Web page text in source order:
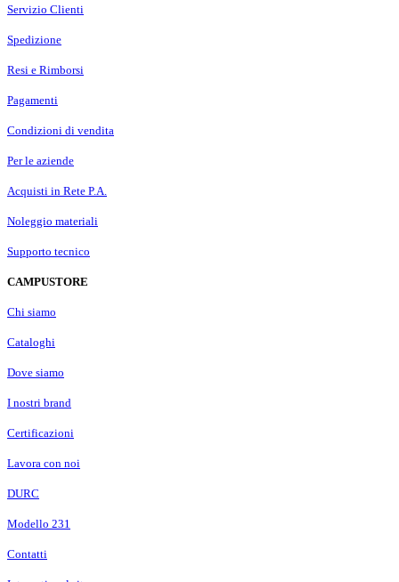
Servizio Clienti
Spedizione
Resi e Rimborsi
Pagamenti
Condizioni di vendita
Per le aziende
Acquisti in Rete P.A.
Noleggio materiali
Supporto tecnico
CAMPUSTORE
Chi siamo
Cataloghi
Dove siamo
I nostri brand
Certificazioni
Lavora con noi
DURC
Modello 231
Contatti